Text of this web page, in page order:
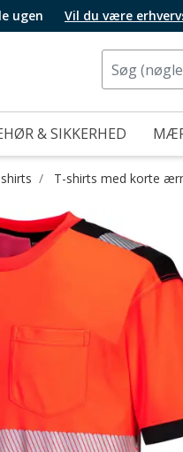
ugen Vil du være
& SIKKERHED
T-shirts med korte